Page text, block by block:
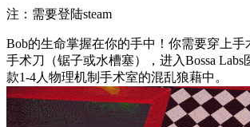
注：需要登陆steam
Bob的生命掌握在你的手中！你需要穿上手
手术刀（锯子或水槽塞），进入Bossa
款1-4人物理机制手术室的混乱狼藉中。